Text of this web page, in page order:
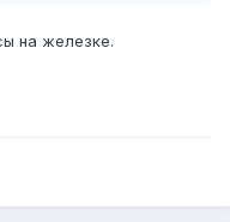
на железке.